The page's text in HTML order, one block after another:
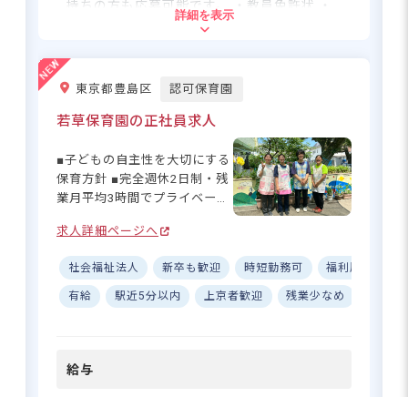
2.9時間と少なく、年間休日
休暇の取得率は100％と、ライ
フステージが変わっても安心
して働き続けられます☆さら
に入職2年目からは賞与4.4カ
与に反映される仕組みも魅力
です♪マイカー通勤もOKで、
秋津エリアからアクセスしや
す◎
持ちの方も応募可能です。 ・教員免許状 ・
東京都清瀬市梅園3-14-23
西武池袋線「秋津駅」より徒歩12分
■マイカー・自転車通勤OK（無料駐車
2年目から賞与4.4カ月♪子どもた
詳細を表示
東京都豊島区 認可保育園
若草保育園の正社員求人
■子どもの自主性を大切にする
保育方針 ■完全週休2日制・残
業月平均3時間でプライベート
制、事務作業の業務分業で一
人に負担がかからない♪ ■未
経験・ブランク歓迎！研修充
実で安心スタート ーー【のび
「やってみたい！」を尊重す
求人詳細ページへ
社会福祉法人 新卒も歓迎 時短勤務可 福利厚生充実
有給 駅近5分以内 上京者歓迎 残業少なめ
給与